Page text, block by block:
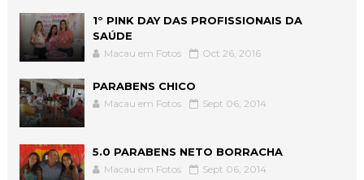
1° PINK DAY DAS PROFISSIONAIS DA
SAÚDE
Macau em Fotos Oct 26, 2016
PARABENS CHICO
Macau em Fotos Sept 06, 2014
5.0 PARABENS NETO BORRACHA
Macau em Fotos Sept 06, 2014